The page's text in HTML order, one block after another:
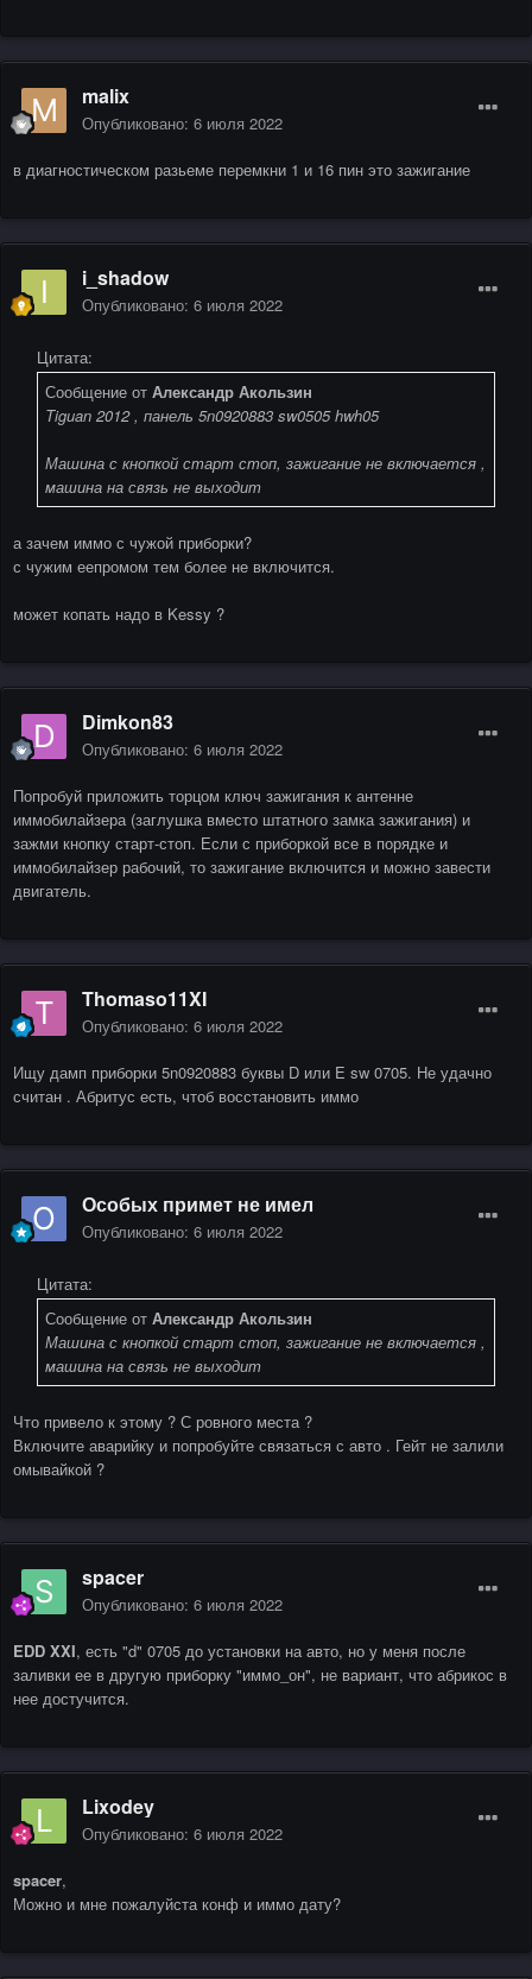
malix
Опубликовано: 6 июля 2022
в диагностическом разьеме перемкни 1 и 16 пин это зажигание
i_shadow
Опубликовано: 6 июля 2022
Цитата:
Сообщение от Александр Акользин
Tiguan 2012 , панель 5n0920883 sw0505 hwh05
Машина с кнопкой старт стоп, зажигание не включается ,
машина на связь не выходит
а зачем иммо с чужой приборки?
с чужим еепромом тем более не включится.
может копать надо в Kessy ?
Dimkon83
Опубликовано: 6 июля 2022
Попробуй приложить торцом ключ зажигания к антенне
иммобилайзера (заглушка вместо штатного замка зажигания) и
зажми кнопку старт-стоп. Если с приборкой все в порядке и
иммобилайзер рабочий, то зажигание включится и можно завести
двигатель.
Thomaso11XI
Опубликовано: 6 июля 2022
Ищу дамп приборки 5n0920883 буквы D или E sw 0705. Не удачно
считан . Абритус есть, чтоб восстановить иммо
Особых примет не имел
Опубликовано: 6 июля 2022
Цитата:
Сообщение от Александр Акользин
Машина с кнопкой старт стоп, зажигание не включается ,
машина на связь не выходит
Что привело к этому ? С ровного места ?
Включите аварийку и попробуйте связаться с авто . Гейт не залили
омывайкой ?
spacer
Опубликовано: 6 июля 2022
EDD XXI, есть "d" 0705 до установки на авто, но у меня после
заливки ее в другую приборку "иммо_он", не вариант, что абрикос в
нее достучится.
Lixodey
Опубликовано: 6 июля 2022
spacer,
Можно и мне пожалуйста конф и иммо дату?